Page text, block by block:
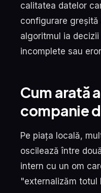
calitatea datelor
configurare
algoritmul ia
incomplete sau
Cum arată
companie
Pe piața locală,
oscilează între
intern cu un om
"externalizăm totul